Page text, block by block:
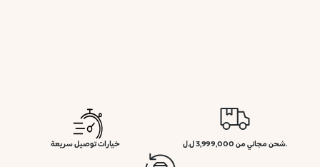
.شحن مجاني من 3,999,000 ل.ل خيارات توصيل سريعة